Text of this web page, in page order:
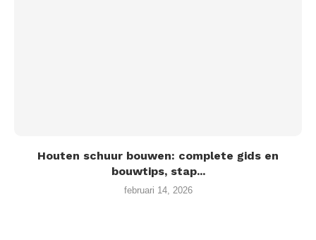
Houten schuur bouwen: complete gids en
bouwtips, stap...
februari 14, 2026